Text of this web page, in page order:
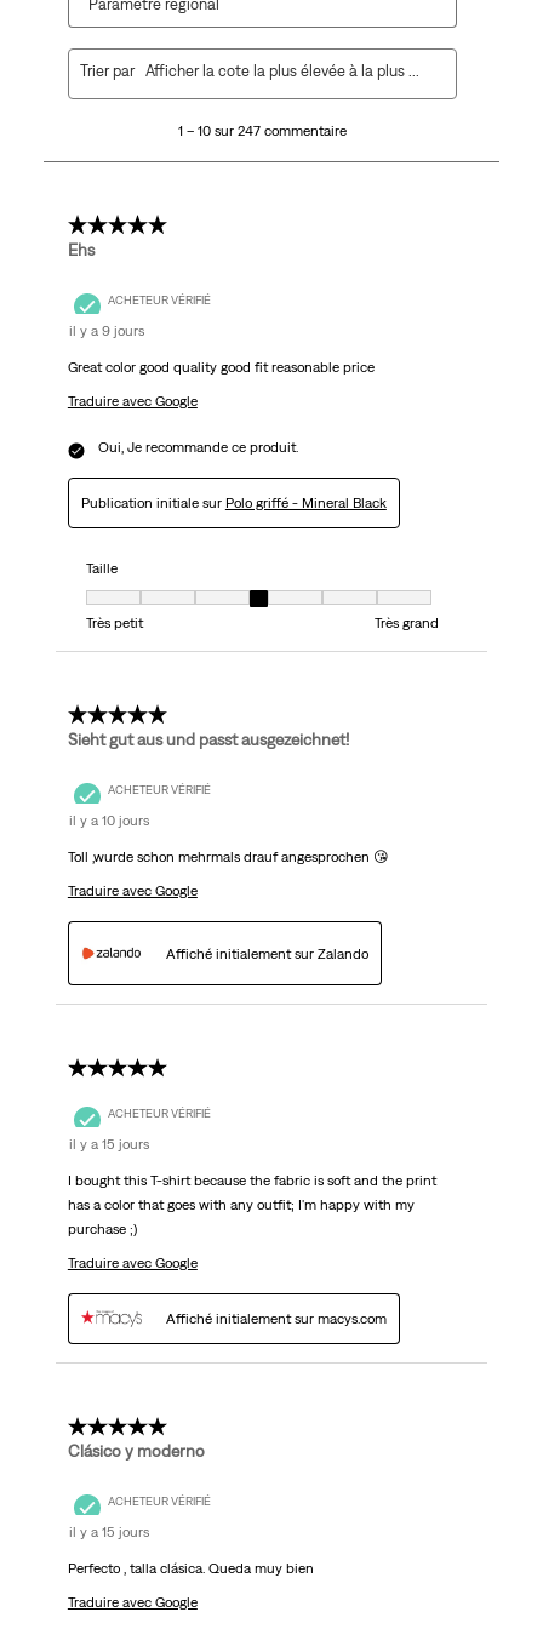
Paramètre régional
247
1 – 10 sur 247 commentaire
Trier par Afficher la cote la plus élevée à la plus faible
5 étoile(s) sur 5.
Ehs
ACHETEUR VÉRIFIÉ
il y a 9 jours
Great color good quality good fit reasonable price
Traduire avec Google
Oui, Je recommande ce produit.
Publication initiale sur Polo griffé - Mineral Black
Taille
Taille, 4 sur 7, où 1 est égal à Très petit et 7 est égal à Très grand
Très petit
Très grand
5 étoile(s) sur 5.
Sieht gut aus und passt ausgezeichnet!
ACHETEUR VÉRIFIÉ
il y a 10 jours
Toll ,wurde schon mehrmals drauf angesprochen 😘
Traduire avec Google
Affiché initialement sur Zalando
5 étoile(s) sur 5.
ACHETEUR VÉRIFIÉ
il y a 15 jours
I bought this T-shirt because the fabric is soft and the print
has a color that goes with any outfit; I'm happy with my
purchase ;)
Traduire avec Google
Affiché initialement sur macys.com
5 étoile(s) sur 5.
Clásico y moderno
ACHETEUR VÉRIFIÉ
il y a 15 jours
Perfecto , talla clásica. Queda muy bien
Traduire avec Google